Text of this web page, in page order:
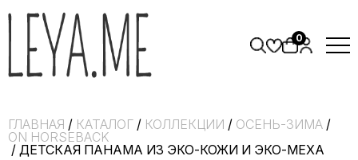
0
ГЛАВНАЯ / КАТАЛОГ / КОЛЛЕКЦИИ / ОСЕНЬ-ЗИМА /
ON HORSEBACK
/ ДЕТСКАЯ ПАНАМА ИЗ ЭКО-КОЖИ И ЭКО-МЕХА